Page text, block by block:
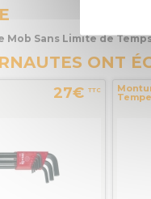
Mob Sans Limite de
ONT
27€ TTC